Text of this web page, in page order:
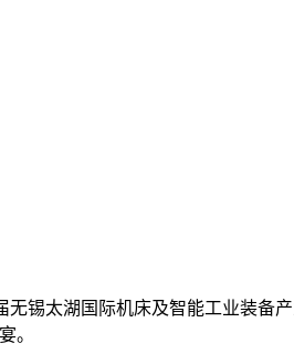
无锡太湖国际机床及智能工业装备
。